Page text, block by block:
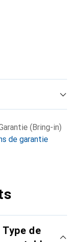
(Bring-in)
de garantie
de